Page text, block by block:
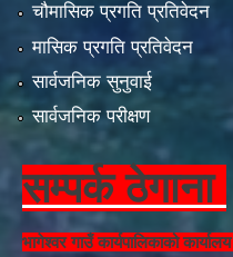
चौमासिक प्रगति प्रतिवेदन
मासिक प्रगति प्रतिवेदन
सार्वजनिक सुनुवाई
सार्वजनिक परीक्षण
सम्पर्क ठेगाना
भागेश्वर गाउँ कार्यपालिकाको कार्यालय